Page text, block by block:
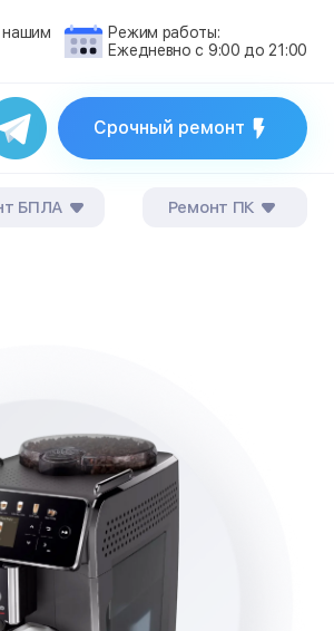
нашим
Режим работы:
Ежедневно с 9:00 до 21:00
Срочный ремонт
БПЛА Ремонт ПК